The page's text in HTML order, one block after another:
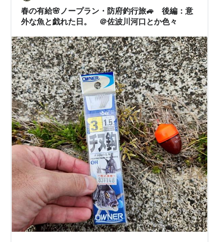
年前に登った『峠に聳える山』 だ…
春の有給🌸ノープラン・防府釣行旅🚙 後編：意
外な魚と戯れた日。 ＠佐波川河口とか色々